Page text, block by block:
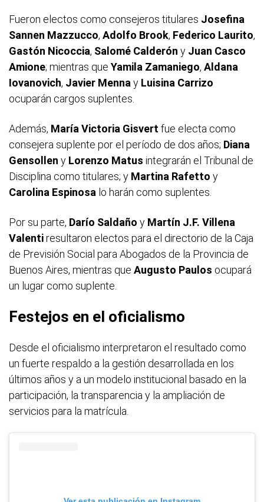
Fueron electos como consejeros titulares Josefina
Sannen Mazzucco, Adolfo Brook, Federico Laurito,
Gastón Nicoccia, Salomé Calderón y Juan Casco
Amione; mientras que Yamila Zamaniego, Aldana
Iovanovich, Javier Menna y Luisina Carrizo
ocuparán cargos suplentes.
Además, María Victoria Gisvert fue electa como
consejera suplente por el período de dos años; Diana
Gensollen y Lorenzo Matus integrarán el Tribunal de
Disciplina como titulares; y Martina Rafetto y
Carolina Espinosa lo harán como suplentes.
Por su parte, Darío Saldaño y Martín J.F. Villena
Valentiresultaron electos para el directorio de la Caja
de Previsión Social para Abogados de la Provincia de
Buenos Aires, mientras que Augusto Paulos ocupará
un lugar como suplente.
Festejos en el oficialismo
Desde el oficialismo interpretaron el resultado como
un fuerte respaldo a la gestión desarrollada en los
últimos años y a un modelo institucional basado en la
participación, la transparencia y la ampliación de
servicios para la matrícula.